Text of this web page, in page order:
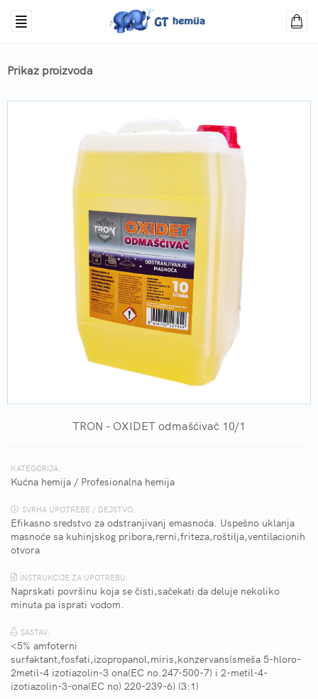
Prikaz proizvoda
TRON - OXIDET odmašćivač 10/1
KATEGORIJA:
Kućna hemija / Profesionalna hemija
SVRHA UPOTREBE / DEJSTVO:
Efikasno sredstvo za odstranjivanj emasnoća. Uspešno uklanja
masnoće sa kuhinjskog pribora,rerni,friteza,roštilja,ventilacionih
otvora
INSTRUKCIJE ZA UPOTREBU:
Naprskati površinu koja se čisti,sačekati da deluje nekoliko
minuta pa isprati vodom.
SASTAV:
<5% amfoterni
surfaktant,fosfati,izopropanol,miris,konzervans(smeša 5-hloro-
2metil-4 izotiazolin-3 ona(EC no.247-500-7) i 2-metil-4-
izotiazolin-3-ona(EC no) 220-239-6) (3:1)